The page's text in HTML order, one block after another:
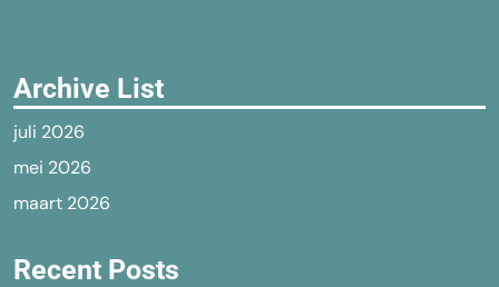
Archive List
juli 2026
mei 2026
maart 2026
Recent Posts